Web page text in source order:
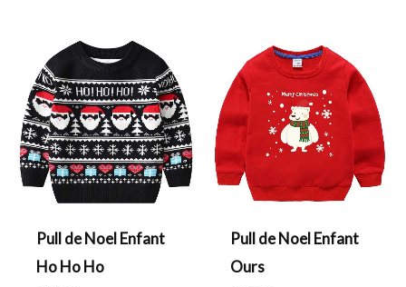
Pull de Noel Enfant
Ho Ho Ho
Pull de Noel Enfant
Ours